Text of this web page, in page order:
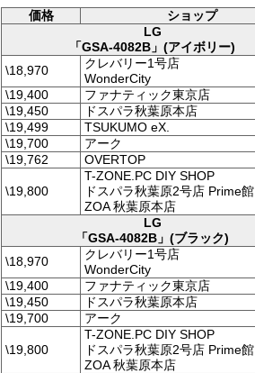
価格
ショップ
LG
「GSA-4082B」(アイボリー)
\18,970
クレバリー1号店
WonderCity
\19,400
ファナティック東京店
\19,450
ドスパラ秋葉原本店
\19,499
TSUKUMO eX.
\19,700
アーク
\19,762
OVERTOP
\19,800
T-ZONE.PC DIY SHOP
ドスパラ秋葉原2号店 Prime館
ZOA 秋葉原本店
LG
「GSA-4082B」(ブラック)
\18,970
クレバリー1号店
WonderCity
\19,400
ファナティック東京店
\19,450
ドスパラ秋葉原本店
\19,700
アーク
\19,800
T-ZONE.PC DIY SHOP
ドスパラ秋葉原2号店 Prime館
ZOA 秋葉原本店